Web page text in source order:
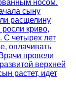
носом.
сыну
расщелину
криво,
С четырех лет
оплачивать
провели
верхней
растет, идет